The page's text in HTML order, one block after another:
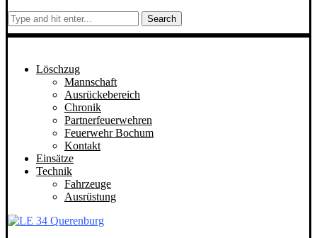
Search
Löschzug
Mannschaft
Ausrückebereich
Chronik
Partnerfeuerwehren
Feuerwehr Bochum
Kontakt
Einsätze
Technik
Fahrzeuge
Ausrüstung